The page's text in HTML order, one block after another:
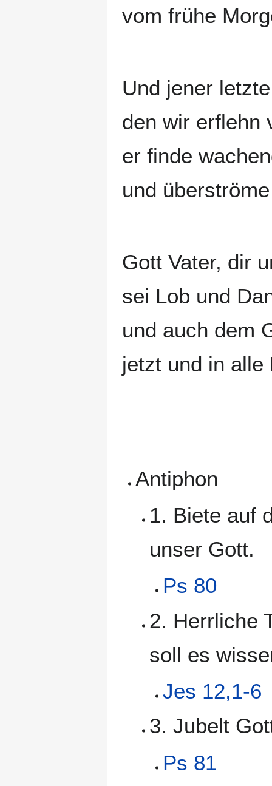
vom frühe
Und jener
den wir erflehn
er finde
und
Gott Vater, dir
sei Lob und
und auch dem
jetzt und in alle
Antiphon
1. Biete auf
unser Gott.
Ps 80
2. Herrliche
soll es
Jes 12,1-6
3. Jubelt
Ps 81